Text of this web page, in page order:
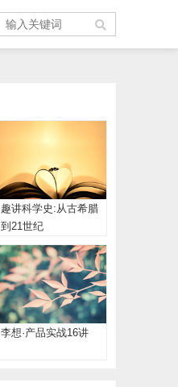
趣讲科学史:从古希腊
到21世纪
李想·产品实战16讲